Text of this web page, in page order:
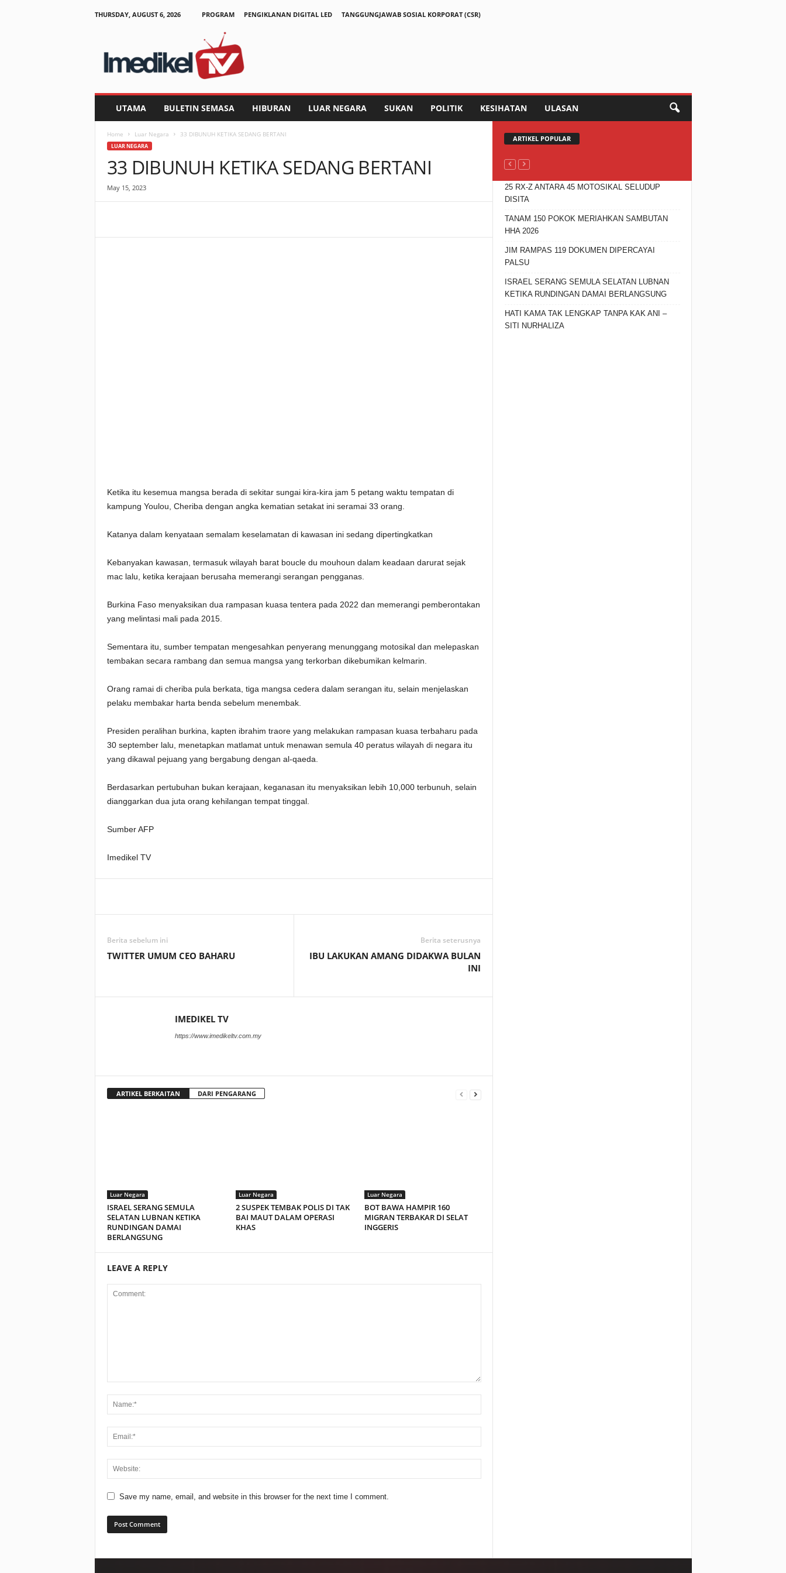
THURSDAY, AUGUST 6, 2026 PROGRAM PENGIKLANAN DIGITAL LED
TANGGUNGJAWAB SOSIAL KORPORAT (CSR)
UTAMA BULETIN SEMASA HIBURAN LUAR NEGARA SUKAN POLITIK KESIHATAN ULASAN
Home Luar Negara 33 DIBUNUH KETIKA SEDANG BERTANI
LUAR NEGARA
33 DIBUNUH KETIKA SEDANG BERTANI
May 15, 2023
Ketika itu kesemua mangsa berada di sekitar sungai kira-kira jam 5 petang waktu tempatan di
kampung Youlou, Cheriba dengan angka kematian setakat ini seramai 33 orang.
Katanya dalam kenyataan semalam keselamatan di kawasan ini sedang dipertingkatkan
Kebanyakan kawasan, termasuk wilayah barat boucle du mouhoun dalam keadaan darurat sejak
mac lalu, ketika kerajaan berusaha memerangi serangan pengganas.
Burkina Faso menyaksikan dua rampasan kuasa tentera pada 2022 dan memerangi pemberontakan
yang melintasi mali pada 2015.
Sementara itu, sumber tempatan mengesahkan penyerang menunggang motosikal dan melepaskan
tembakan secara rambang dan semua mangsa yang terkorban dikebumikan kelmarin.
Orang ramai di cheriba pula berkata, tiga mangsa cedera dalam serangan itu, selain menjelaskan
pelaku membakar harta benda sebelum menembak.
Presiden peralihan burkina, kapten ibrahim traore yang melakukan rampasan kuasa terbaharu pada
30 september lalu, menetapkan matlamat untuk menawan semula 40 peratus wilayah di negara itu
yang dikawal pejuang yang bergabung dengan al-qaeda.
Berdasarkan pertubuhan bukan kerajaan, keganasan itu menyaksikan lebih 10,000 terbunuh, selain
dianggarkan dua juta orang kehilangan tempat tinggal.
Sumber AFP
Imedikel TV
Berita sebelum ini
TWITTER UMUM CEO BAHARU
Berita seterusnya
IBU LAKUKAN AMANG DIDAKWA BULAN
INI
IMEDIKEL TV
https://www.imedikeltv.com.my
ARTIKEL BERKAITAN DARI PENGARANG
Luar Negara
ISRAEL SERANG SEMULA
SELATAN LUBNAN KETIKA
RUNDINGAN DAMAI
BERLANGSUNG
Luar Negara
2 SUSPEK TEMBAK POLIS DI TAK
BAI MAUT DALAM OPERASI
KHAS
Luar Negara
BOT BAWA HAMPIR 160
MIGRAN TERBAKAR DI SELAT
INGGERIS
LEAVE A REPLY
Save my name, email, and website in this browser for the next time I comment.
ARTIKEL POPULAR
25 RX-Z ANTARA 45 MOTOSIKAL SELUDUP
DISITA
TANAM 150 POKOK MERIAHKAN SAMBUTAN
HHA 2026
JIM RAMPAS 119 DOKUMEN DIPERCAYAI
PALSU
ISRAEL SERANG SEMULA SELATAN LUBNAN
KETIKA RUNDINGAN DAMAI BERLANGSUNG
HATI KAMA TAK LENGKAP TANPA KAK ANI –
SITI NURHALIZA